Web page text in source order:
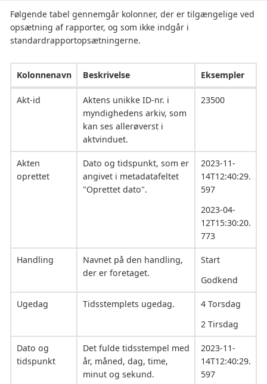
Følgende tabel gennemgår kolonner, der er tilgængelige ved
opsætning af rapporter, og som ikke indgår i
standardrapportopsætningerne.
Kolonnenavn Beskrivelse Eksempler
Akt-id
Aktens unikke ID-nr. i
myndighedens arkiv, som
kan ses allerøverst i
aktvinduet.
23500
Akten
oprettet
Dato og tidspunkt, som er
angivet i metadatafeltet
"Oprettet dato".
2023-11-
14T12:40:29.
597
2023-04-
12T15:30:20.
773
Handling
Navnet på den handling,
der er foretaget.
Start
Godkend
Ugedag Tidsstemplets ugedag.
4 Torsdag
2 Tirsdag
Dato og
tidspunkt
Det fulde tidsstempel med
år, måned, dag, time,
minut og sekund.
2023-11-
14T12:40:29.
597